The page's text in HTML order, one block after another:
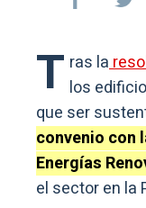
T ras la
los
que ser
convenio con
Energías
el sector en la